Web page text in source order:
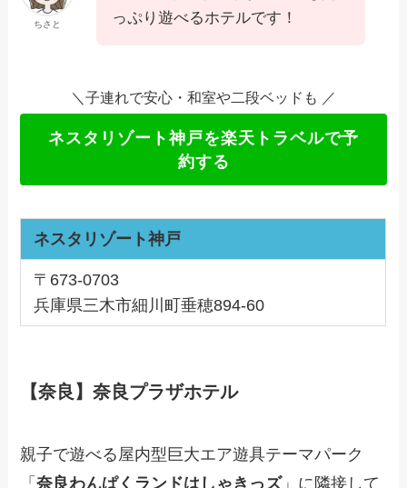
ちさと
っぷり遊べるホテルです！
＼子連れで安心・和室や二段ベッドも ／
ネスタリゾート神戸を楽天トラベルで予
約する
ネスタリゾート神戸
〒673-0703
兵庫県三木市細川町垂穂894-60
【奈良】奈良プラザホテル
親子で遊べる屋内型巨大エア遊具テーマパーク
「奈良わんぱくランドはしゃきっズ」に隣接して